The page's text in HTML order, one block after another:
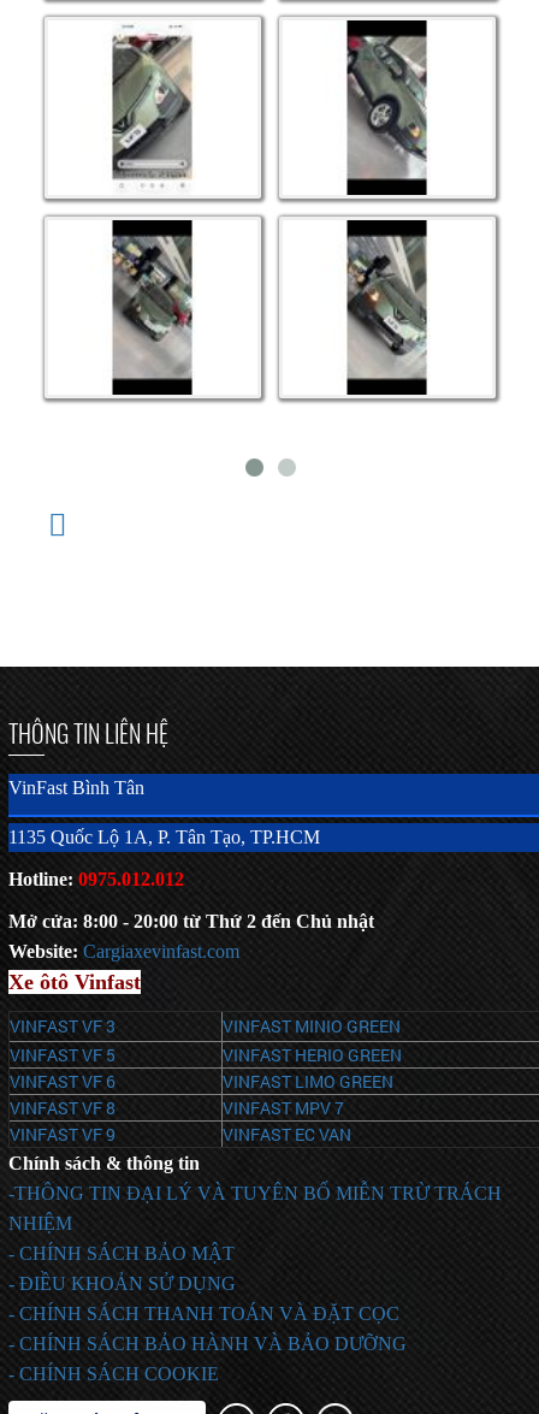
THÔNG TIN LIÊN HỆ
VinFast Bình Tân
1135 Quốc Lộ 1A, P. Tân Tạo, TP.HCM
Hotline: 0975.012.012
Mở cửa: 8:00 - 20:00 từ Thứ 2 đến Chủ nhật
Website: Cargiaxevinfast.com
Xe ôtô Vinfast
VINFAST VF 3
VINFAST MINIO GREEN
VINFAST VF 5
VINFAST HERIO GREEN
VINFAST VF 6
VINFAST LIMO GREEN
VINFAST VF 8
VINFAST MPV 7
VINFAST VF 9
VINFAST EC VAN
Chính sách & thông tin
-THÔNG TIN ĐẠI LÝ VÀ TUYÊN BỐ MIỄN TRỪ TRÁCH
NHIỆM
- CHÍNH SÁCH BẢO MẬT
- ĐIỀU KHOẢN SỬ DỤNG
- CHÍNH SÁCH THANH TOÁN VÀ ĐẶT CỌC
- CHÍNH SÁCH BẢO HÀNH VÀ BẢO DƯỠNG
- CHÍNH SÁCH COOKIE